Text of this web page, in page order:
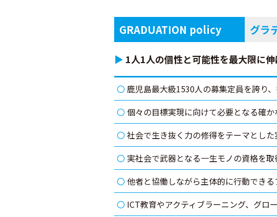
GRADUATION policy グラ
▶ 1人1人の個性と可能性を最大限に
鹿児島最大級1530人の募集定員を誇り
個々の目標実現に向けて必要となる確
社会で生き抜く力の修得をテーマとし
実社会で武器となる一生モノの資格を
他者と協働しながら主体的に行動できる
ICT教育やアクティブラーニング、グロ